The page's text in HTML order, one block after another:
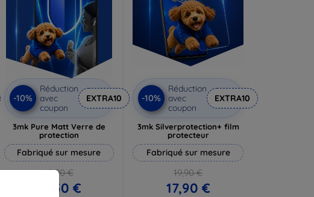
-10%
Réduction
avec
coupon
EXTRA10
3mk Pure Matt Verre de
protection
Fabriqué sur mesure
13,90 €
12,50 €
-10%
Réduction
avec
coupon
EXTRA10
3mk Silverprotection+ film
protecteur
Fabriqué sur mesure
19,90 €
17,90 €